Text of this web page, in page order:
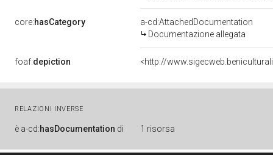
core:hasCategory
a-cd:AttachedDocumentation
Documentazione allegata
foaf:depiction <http://
RELAZIONI INVERSE
è a-cd:hasDocumentation di 1 risorsa